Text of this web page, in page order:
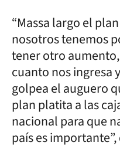
“Massa largo el
nosotros tenemos
tener otro
cuanto nos ingresa
golpea el auguero
plan platita a las
nacional para que
país es